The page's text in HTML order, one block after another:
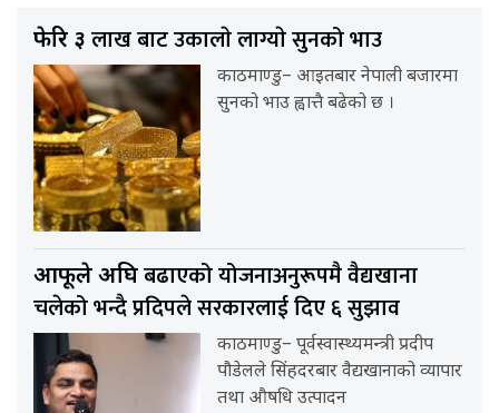
फेरि ३ लाख बाट उकालाे लाग्याे सुनको भाउ
काठमाण्डु– आइतबार नेपाली बजारमा
सुनको भाउ ह्वात्तै बढेको छ ।
आफूले अघिबढाएको योजनाअनुरूपमै वैद्यखाना
चलेको भन्दै प्रदिपले सरकारलाई दिए ६ सुझाव
काठमाण्डु– पूर्वस्वास्थ्यमन्त्री प्रदीप
पौडेलले सिंहदरबार वैद्यखानाको व्यापार
तथा औषधि उत्पादन